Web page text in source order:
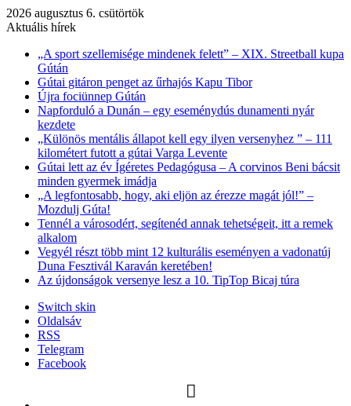
2026 augusztus 6. csütörtök
Aktuális hírek
„A sport szellemisége mindenek felett” – XIX. Streetball kupa
Gútán
Gútai gitáron penget az űrhajós Kapu Tibor
Újra fociünnep Gútán
Napforduló a Dunán – egy eseménydús dunamenti nyár
kezdete
„Különös mentális állapot kell egy ilyen versenyhez ” – 111
kilométert futott a gútai Varga Levente
Gútai lett az év Ígéretes Pedagógusa – A corvinos Beni bácsit
minden gyermek imádja
„A legfontosabb, hogy, aki eljön az érezze magát jól!” –
Mozdulj Gúta!
Tennél a városodért, segítenéd annak tehetségeit, itt a remek
alkalom
Vegyél részt több mint 12 kulturális eseményen a vadonatúj
Duna Fesztivál Karaván keretében!
Az újdonságok versenye lesz a 10. TipTop Bicaj túra
Switch skin
Oldalsáv
RSS
Telegram
Facebook